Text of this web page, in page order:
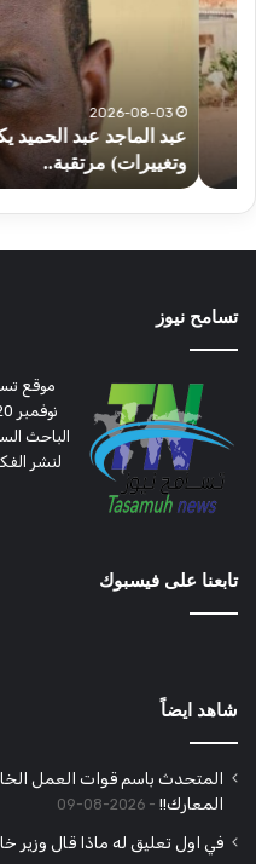
الحميد
يكتب:
مشاكل
الكهرباء..
(تحقيقات
وتغييرات)
2026-08-03
عبد الماجد عبد الحميد
وتغييرات) مرتقبة..
تسامح نيوز
موقع
الباحث
لنشر
تابعنا على فيسبوك
شاهد ايضاً
المتحدث باسم قوات العمل
المعارك!!
2026-08-09
في اول تعليق له ماذا قال وزير